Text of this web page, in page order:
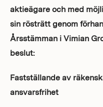
aktieägare och med
sin rösträtt genom
Årsstämman i Vimian
beslut:
Fastställande av
ansvarsfrihet